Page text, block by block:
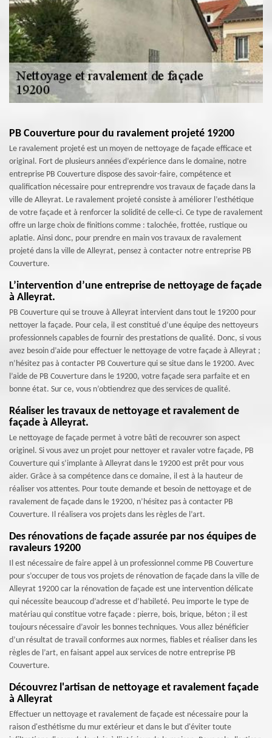
PB Couverture pour du ravalement projeté 19200
Le ravalement projeté est un moyen de nettoyage de façade efficace et
original. Fort de plusieurs années d’expérience dans le domaine, notre
entreprise PB Couverture dispose des savoir-faire, compétence et
qualification nécessaire pour entreprendre vos travaux de façade dans la
ville de Alleyrat. Le ravalement projeté consiste à améliorer l’esthétique
de votre façade et à renforcer la solidité de celle-ci. Ce type de ravalement
offre un large choix de finitions comme : talochée, frottée, rustique ou
aplatie. Ainsi donc, pour prendre en main vos travaux de ravalement
projeté dans la ville de Alleyrat, pensez à contacter notre entreprise PB
Couverture.
L’intervention d’une entreprise de nettoyage de façade
à Alleyrat.
PB Couverture qui se trouve à Alleyrat intervient dans tout le 19200 pour
nettoyer la façade. Pour cela, il est constitué d’une équipe des nettoyeurs
professionnels capables de fournir des prestations de qualité. Donc, si vous
avez besoin d’aide pour effectuer le nettoyage de votre façade à Alleyrat ;
n’hésitez pas à contacter PB Couverture qui se situe dans le 19200. Avec
l’aide de PB Couverture dans le 19200, votre façade sera parfaite et en
bonne état. Sur ce, vous n’obtiendrez que des services de qualité.
Réaliser les travaux de nettoyage et ravalement de
façade à Alleyrat.
Le nettoyage de façade permet à votre bâti de recouvrer son aspect
originel. Si vous avez un projet pour nettoyer et ravaler votre façade, PB
Couverture qui s’implante à Alleyrat dans le 19200 est prêt pour vous
aider. Grâce à sa compétence dans ce domaine, il est à la hauteur de
réaliser vos attentes. Pour toute demande et besoin de nettoyage et de
ravalement de façade dans le 19200, n’hésitez pas à contacter PB
Couverture. Il réalisera vos projets dans les règles de l’art.
Des rénovations de façade assurée par nos équipes de
ravaleurs 19200
Il est nécessaire de faire appel à un professionnel comme PB Couverture
pour s’occuper de tous vos projets de rénovation de façade dans la ville de
Alleyrat 19200 car la rénovation de façade est une intervention délicate
qui nécessite beaucoup d’adresse et d’habileté. Peu importe le type de
matériau qui constitue votre façade : pierre, bois, brique, béton ; il est
toujours nécessaire d’avoir les bonnes techniques. Vous allez bénéficier
d’un résultat de travail conformes aux normes, fiables et réaliser dans les
règles de l’art, en faisant appel aux services de notre entreprise PB
Couverture.
Découvrez l'artisan de nettoyage et ravalement façade
à Alleyrat
Effectuer un nettoyage et ravalement de façade est nécessaire pour la
raison d'esthétisme du mur extérieur et dans le but d'éviter toute